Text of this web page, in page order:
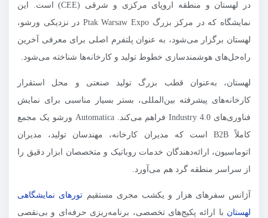
در لهستان و منطقه اروپای مرکزی و شرقی (CEE) است. این
نمایشگاه که در مرکز بزرگ Ptak Warsaw Expo در نزدیکی ورشو،
لهستان برگزار می‌شود، به عنوان پلتفرم اصلی برای معرفی آخرین
راه‌حل‌های هوشمندسازی خطوط تولید و کارخانه‌ها شناخته می‌شود.
لهستان، به‌عنوان قطب بزرگ تولید صنعتی و محل استقرار
کارخانه‌های پیشرفته بین‌المللی، بستر بسیار مناسبی برای نمایش
فناوری‌های Industry 4.0 فراهم می‌کند. Automatica ورشو یک مجمع
کاملاً B2B است که مدیران کارخانه، مهندسان تولید، مدیران
اتوماسیون، ارائه‌دهندگان خدمات روباتیک و متخصصان ابزار دقیق را
از سراسر منطقه گرد هم می‌آورد.
آژانس سفرهای هزار و یکشب مجری مستقیم تورهای نمایشگاهی
لهستان با ارائه پکیج‌های تخصصی، برنامه‌ریزی حرفه‌ای و بی‌نقصی